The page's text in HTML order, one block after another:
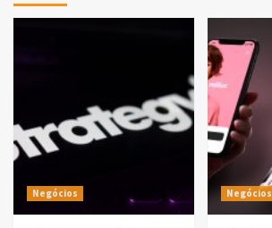
Negócios Negócios